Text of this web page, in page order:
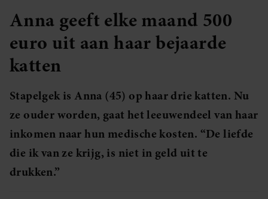
Anna geeft elke maand 500
euro uit aan haar bejaarde
katten
Stapelgek is Anna (45) op haar drie katten. Nu
ze ouder worden, gaat het leeuwendeel van haar
inkomen naar hun medische kosten. “De liefde
die ik van ze krijg, is niet in geld uit te
drukken.”